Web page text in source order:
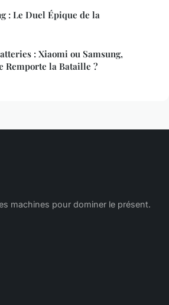
: Le Duel Épique de la
: Xiaomi ou Samsung,
Remporte la Bataille ?
machines pour dominer le présent.